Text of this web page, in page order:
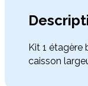
Kit 1 étagère
caisson